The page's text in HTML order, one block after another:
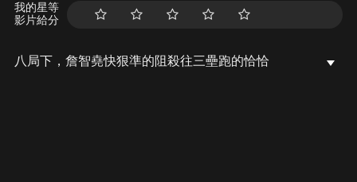
我的星等
影片給分
八局下，詹智堯快狠準的阻殺往三壘跑的恰恰